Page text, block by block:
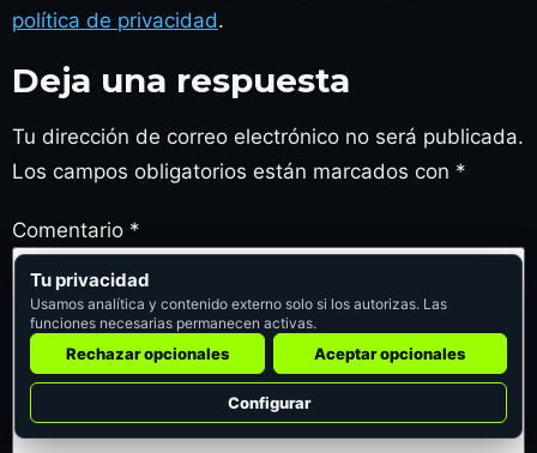
política de privacidad.
Deja una respuesta
Tu dirección de correo electrónico no será publicada.
Los campos obligatorios están marcados con *
Comentario *
Tu privacidad
Usamos analítica y contenido externo solo si los autorizas. Las
funciones necesarias permanecen activas.
Rechazar opcionales
Configurar
Aceptar opcionales